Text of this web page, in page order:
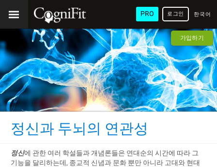
PRO 한국어
/ 韓國
語
로그인
가입하기
정신과 두뇌의 연관성
정신에 관한 여러 학설들과 개념론들은 연대순의 시간에 따라 그
기능을 달리하는데, 종교적 신념과 문화 뿐만 아니라 고대와 현대